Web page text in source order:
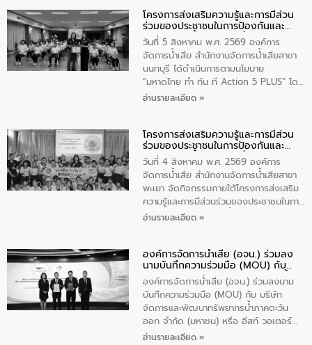
วัดสิงห์ จังหวัดชัยนาท โดยมีนายแสงชัย
สุขชื่น นายกเทศมนตรีตำบลวัดสิงห์ คณะผู้
บริหารเทศบาลตำบลวัดสิงห์ ผู้นำชุมชน และ
ประชาชนในพื้นที่เทศบาลตำบลวัดสิงก์ที่มี
ส่วนได้ส่วนเสียในโครงก่อสร้างศูนย์บริหาร
จัดการคุณภาพน้ำเทศบาลตำบลวัดสิงห์
จังหวัดชัยนาท ให้การต้อนรับ
โครงการส่งเสริมความรู้และการมีส่วน
ร่วมของประชาชนในการป้องกันและ
แก้ไขปัญหาน้ำเสียอย่างยั่งยืน
วันที่ 5 สิงหาคม พ.ศ. 2569 องค์การ
จัดการน้ำเสีย สำนักงานจัดการน้ำเสียสาขา
นนทบุรี ได้ดำเนินการตามนโยบาย
“มหาดไทย ทำ ทัน ที Action 5 PLUS” โดย
จัดโครงการส่งเสริมความรู้และการมีส่วน
“ชุมชนร่วมใจ น้ำใสยั่งยืน” ได้บรรยายให้
ความรู้เกี่ยวกับการจัดการน้ำเสียและการใช้
ถังดักไขมันให้แก่นักเรียนโรงเรียนวัดบ่อ
(นันทวิทยา) เทศบาลนครปากเกร็ด อำเภอ
ปากเกร็ด จังหวัดนนทบุรี จำนวน 30 คน
อ่านรายละเอียด »
โครงการส่งเสริมความรู้และการมีส่วน
ร่วมของประชาชนในการป้องกันและ
แก้ไขปัญหาน้ำเสียอย่างยั่งยืน
วันที่ 4 สิงหาคม พ.ศ. 2569 องค์การ
จัดการน้ำเสีย สำนักงานจัดการน้ำเสียสาขา
พะเยา จัดกิจกรรมภายใต้โครงการส่งเสริม
ความรู้และการมีส่วนร่วมของประชาชนในการ
ป้องกันและแก้ไขปัญหาน้ำเสียอย่างยั่งยืน
ชุมชนและการบำบัดน้ำเสียเบื้องต้น ให้กับ
นักเรียนชั้นประถมศึกษาปีที่ 5 โรงเรียน
เทศบาล 1 (พะเยาประชานุกูล) จำนวน 30
คน
อ่านรายละเอียด »
องค์การจัดการน้ำเสีย (อจน.) ร่วมลง
นามบันทึกความร่วมมือ (MOU) กับ
บริษัท จัดการและพัฒนาทรัพยากรน้ำ
ภาคตะวันออก จำกัด (มหาชน) หรือ อีส
ท์ วอเตอร์
องค์การจัดการน้ำเสีย (อจน.) ร่วมลงนาม
บันทึกความร่วมมือ (MOU) กับ บริษัท
จัดการและพัฒนาทรัพยากรน้ำภาคตะวัน
ออก จำกัด (มหาชน) หรือ อีสท์ วอเตอร์
เมื่อวันอังคารที่ 4 สิงหาคม 2569 ณ ห้อง
อ่านรายละเอียด »